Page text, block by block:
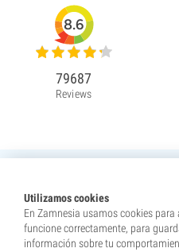
Utilizamos cookies
En Zamnesia usamos cookies
funcione correctamente, para
información sobre tu
8.6
79687
Reviews